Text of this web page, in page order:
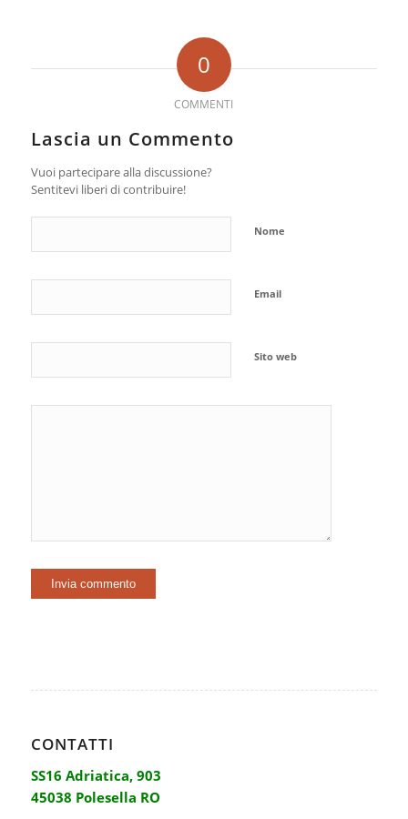
0
COMMENTI
Lascia un Commento
Vuoi partecipare alla discussione?
Sentitevi liberi di contribuire!
Nome
Email
Sito web
CONTATTI
SS16 Adriatica, 903
45038 Polesella RO